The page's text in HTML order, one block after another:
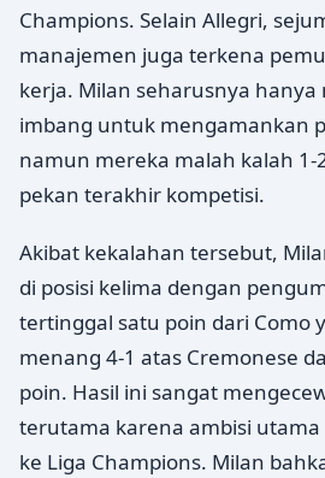
Champions. Selain Allegri,
manajemen juga terkena
kerja. Milan seharusnya
imbang untuk mengamankan
namun mereka malah kalah 1-
pekan terakhir kompetisi.
Akibat kekalahan tersebut,
di posisi kelima dengan
tertinggal satu poin dari Como
menang 4-1 atas Cremonese
poin. Hasil ini sangat
terutama karena ambisi
ke Liga Champions. Milan